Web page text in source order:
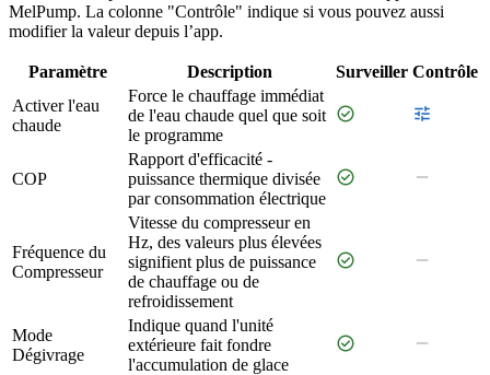
MelPump. La colonne "Contrôle" indique si vous pouvez aussi
modifier la valeur depuis l’app.
Paramètre Description Surveiller Contrôle
Activer l'eau
chaude
Force le chauffage immédiat
de l'eau chaude quel que soit
le programme
check_circle tune
COP
Rapport d'efficacité -
puissance thermique divisée
par consommation électrique
check_circle remove
Fréquence du
Compresseur
Vitesse du compresseur en
Hz, des valeurs plus élevées
signifient plus de puissance
de chauffage ou de
refroidissement
check_circle remove
Mode
Dégivrage
Indique quand l'unité
extérieure fait fondre
l'accumulation de glace
check_circle remove